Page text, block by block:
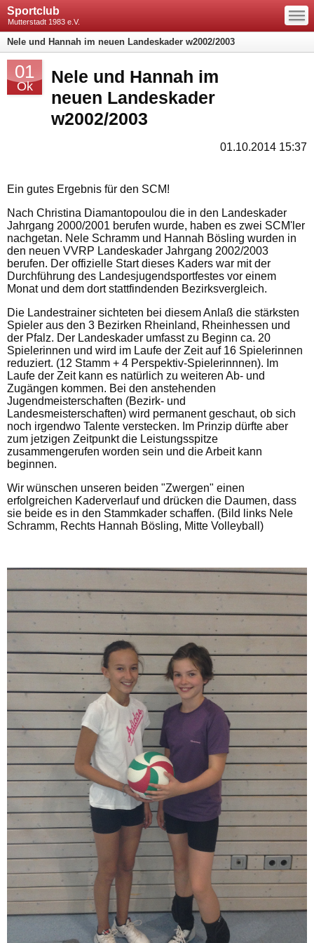
Sportclub
Mutterstadt 1983 e.V.
—
—
—
Nele und Hannah im neuen Landeskader w2002/2003
01
Ok
Nele und Hannah im
neuen Landeskader
w2002/2003
01.10.2014 15:37
Ein gutes Ergebnis für den SCM!
Nach Christina Diamantopoulou die in den Landeskader
Jahrgang 2000/2001 berufen wurde, haben es zwei SCM'ler
nachgetan. Nele Schramm und Hannah Bösling wurden in
den neuen VVRP Landeskader Jahrgang 2002/2003
berufen. Der offizielle Start dieses Kaders war mit der
Durchführung des Landesjugendsportfestes vor einem
Monat und dem dort stattfindenden Bezirksvergleich.
Die Landestrainer sichteten bei diesem Anlaß die stärksten
Spieler aus den 3 Bezirken Rheinland, Rheinhessen und
der Pfalz. Der Landeskader umfasst zu Beginn ca. 20
Spielerinnen und wird im Laufe der Zeit auf 16 Spielerinnen
reduziert. (12 Stamm + 4 Perspektiv-Spielerinnnen). Im
Laufe der Zeit kann es natürlich zu weiteren Ab- und
Zugängen kommen. Bei den anstehenden
Jugendmeisterschaften (Bezirk- und
Landesmeisterschaften) wird permanent geschaut, ob sich
noch irgendwo Talente verstecken. Im Prinzip dürfte aber
zum jetzigen Zeitpunkt die Leistungsspitze
zusammengerufen worden sein und die Arbeit kann
beginnen.
Wir wünschen unseren beiden "Zwergen" einen
erfolgreichen Kaderverlauf und drücken die Daumen, dass
sie beide es in den Stammkader schaffen. (Bild links Nele
Schramm, Rechts Hannah Bösling, Mitte Volleyball)